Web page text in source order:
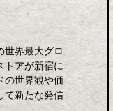
世界最大グロ
トアが新宿に
世界観や価
て新たな発信